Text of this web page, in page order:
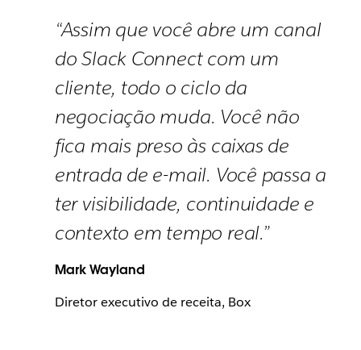
“Assim que você abre um canal
do Slack Connect com um
cliente, todo o ciclo da
negociação muda. Você não
fica mais preso às caixas de
entrada de e-mail. Você passa a
ter visibilidade, continuidade e
contexto em tempo real.”
Mark Wayland
Diretor executivo de receita, Box